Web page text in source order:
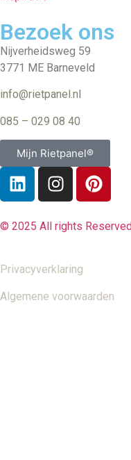
Bezoek ons
Nijverheidsweg 59
3771 ME Barneveld
info@rietpanel.nl
085 – 029 08 40
Mijn Rietpanel®
© 2025 All rights
Privacyverklaring
Algemene voorwaarden